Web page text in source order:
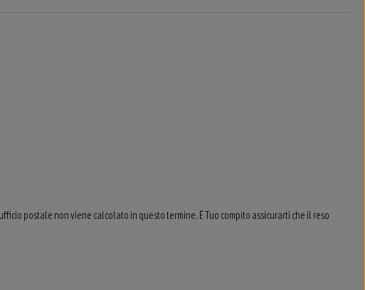
postale non viene calcolato in questo termine. È Tuo compito assicurarti che il reso